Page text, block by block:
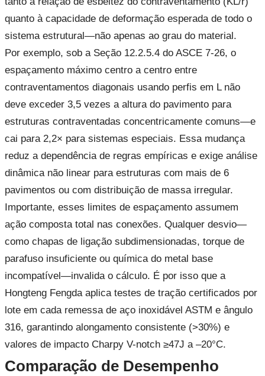
quanto à capacidade de deformação esperada de todo o
sistema estrutural—não apenas ao grau do material.
Por exemplo, sob a Seção 12.2.5.4 do ASCE 7-26, o
espaçamento máximo centro a centro entre
contraventamentos diagonais usando perfis em L não
deve exceder 3,5 vezes a altura do pavimento para
estruturas contraventadas concentricamente comuns—e
cai para 2,2× para sistemas especiais. Essa mudança
reduz a dependência de regras empíricas e exige análise
dinâmica não linear para estruturas com mais de 6
pavimentos ou com distribuição de massa irregular.
Importante, esses limites de espaçamento assumem
ação composta total nas conexões. Qualquer desvio—
como chapas de ligação subdimensionadas, torque de
parafuso insuficiente ou química do metal base
incompatível—invalida o cálculo. É por isso que a
Hongteng Fengda aplica testes de tração certificados por
lote em cada remessa de aço inoxidável ASTM e ângulo
316, garantindo alongamento consistente (>30%) e
valores de impacto Charpy V-notch ≥47J a –20°C.
Comparação de Desempenho